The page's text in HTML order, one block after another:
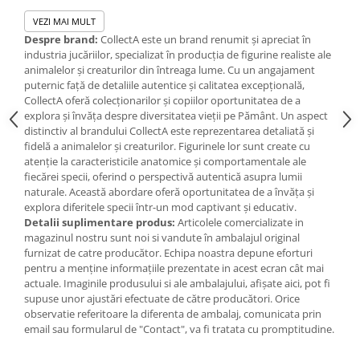
Jucarii senzoriale
Jucarii motrice pentru bebelusi
Saltele de activitati pentru bebe
Jucarii de sortat
Jucarii muzicale bebelusi
Puzzle bebelusi
Imaginile disponibile au caracter orientativ si informativ. Nuanta,
tonul si intensitatea culorii din pozele produsului pot varia in
functie de ecranul de pe care se vizualizeaza magazinul online.
VEZI MAI MULT
Despre brand: CollectA este un brand renumit și apreciat în
industria jucăriilor, specializat în producția de figurine realiste ale
animalelor și creaturilor din întreaga lume. Cu un angajament
puternic față de detaliile autentice și calitatea excepțională,
CollectA oferă colecționarilor și copiilor oportunitatea de a
explora și învăța despre diversitatea vieții pe Pământ. Un aspect
distinctiv al brandului CollectA este reprezentarea detaliată și
fidelă a animalelor și creaturilor. Figurinele lor sunt create cu
atenție la caracteristicile anatomice și comportamentale ale
fiecărei specii, oferind o perspectivă autentică asupra lumii
naturale. Această abordare oferă oportunitatea de a învăța și
explora diferitele specii într-un mod captivant și educativ.
Detalii suplimentare produs: Articolele comercializate in
magazinul nostru sunt noi si vandute în ambalajul original
furnizat de catre producător. Echipa noastra depune eforturi
pentru a menține informațiile prezentate in acest ecran cât mai
actuale. Imaginile produsului si ale ambalajului, afișate aici, pot fi
supuse unor ajustări efectuate de către producători. Orice
observatie referitoare la diferenta de ambalaj, comunicata prin
email sau formularul de "Contact", va fi tratata cu promptitudine.